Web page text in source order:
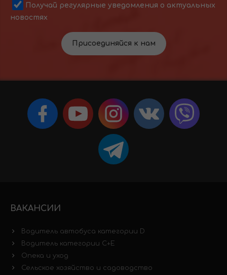
Получай регулярные уведомления о актуальных
новостях
Присоединяйся к нам
ВАКАНСИИ
Водитель автобуса категории D
Водитель категории C+E
Опека и уход
Сельское хозяйство и садоводство